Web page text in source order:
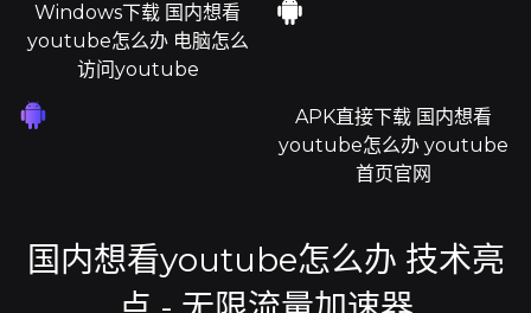
Windows下载 国内想看
youtube怎么办 电脑怎么
访问youtube
APK直接下载 国内想看
youtube怎么办 youtube
首页官网
国内想看youtube怎么办 技术亮